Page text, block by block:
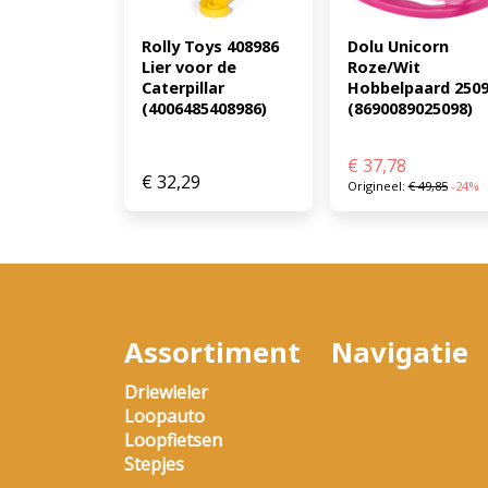
Rolly Toys 408986
Lier voor de
Caterpillar
(4006485408986)
€32,29
Dolu Unicorn
Roze/Wit
Hobbelpaard 2509
(8690089025098)
€ 37,78
Origineel:€49,85 -24%
Assortiment
Driewieler
Loopauto
Loopfietsen
Stepjes
Navigatie